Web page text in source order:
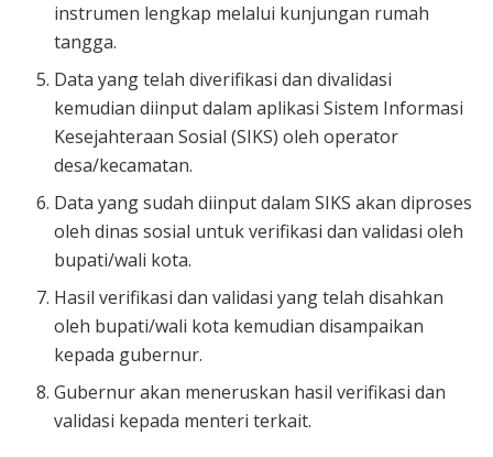
instrumen lengkap melalui kunjungan rumah
tangga.
Data yang telah diverifikasi dan divalidasi
kemudian diinput dalam aplikasi Sistem Informasi
Kesejahteraan Sosial (SIKS) oleh operator
desa/kecamatan.
Data yang sudah diinput dalam SIKS akan diproses
oleh dinas sosial untuk verifikasi dan validasi oleh
bupati/wali kota.
Hasil verifikasi dan validasi yang telah disahkan
oleh bupati/wali kota kemudian disampaikan
kepada gubernur.
Gubernur akan meneruskan hasil verifikasi dan
validasi kepada menteri terkait.